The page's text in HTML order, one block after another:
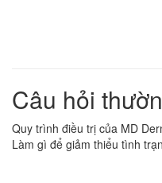
Câu hỏi
Quy trình điều trị của MD
Làm gì để giảm thiểu tình